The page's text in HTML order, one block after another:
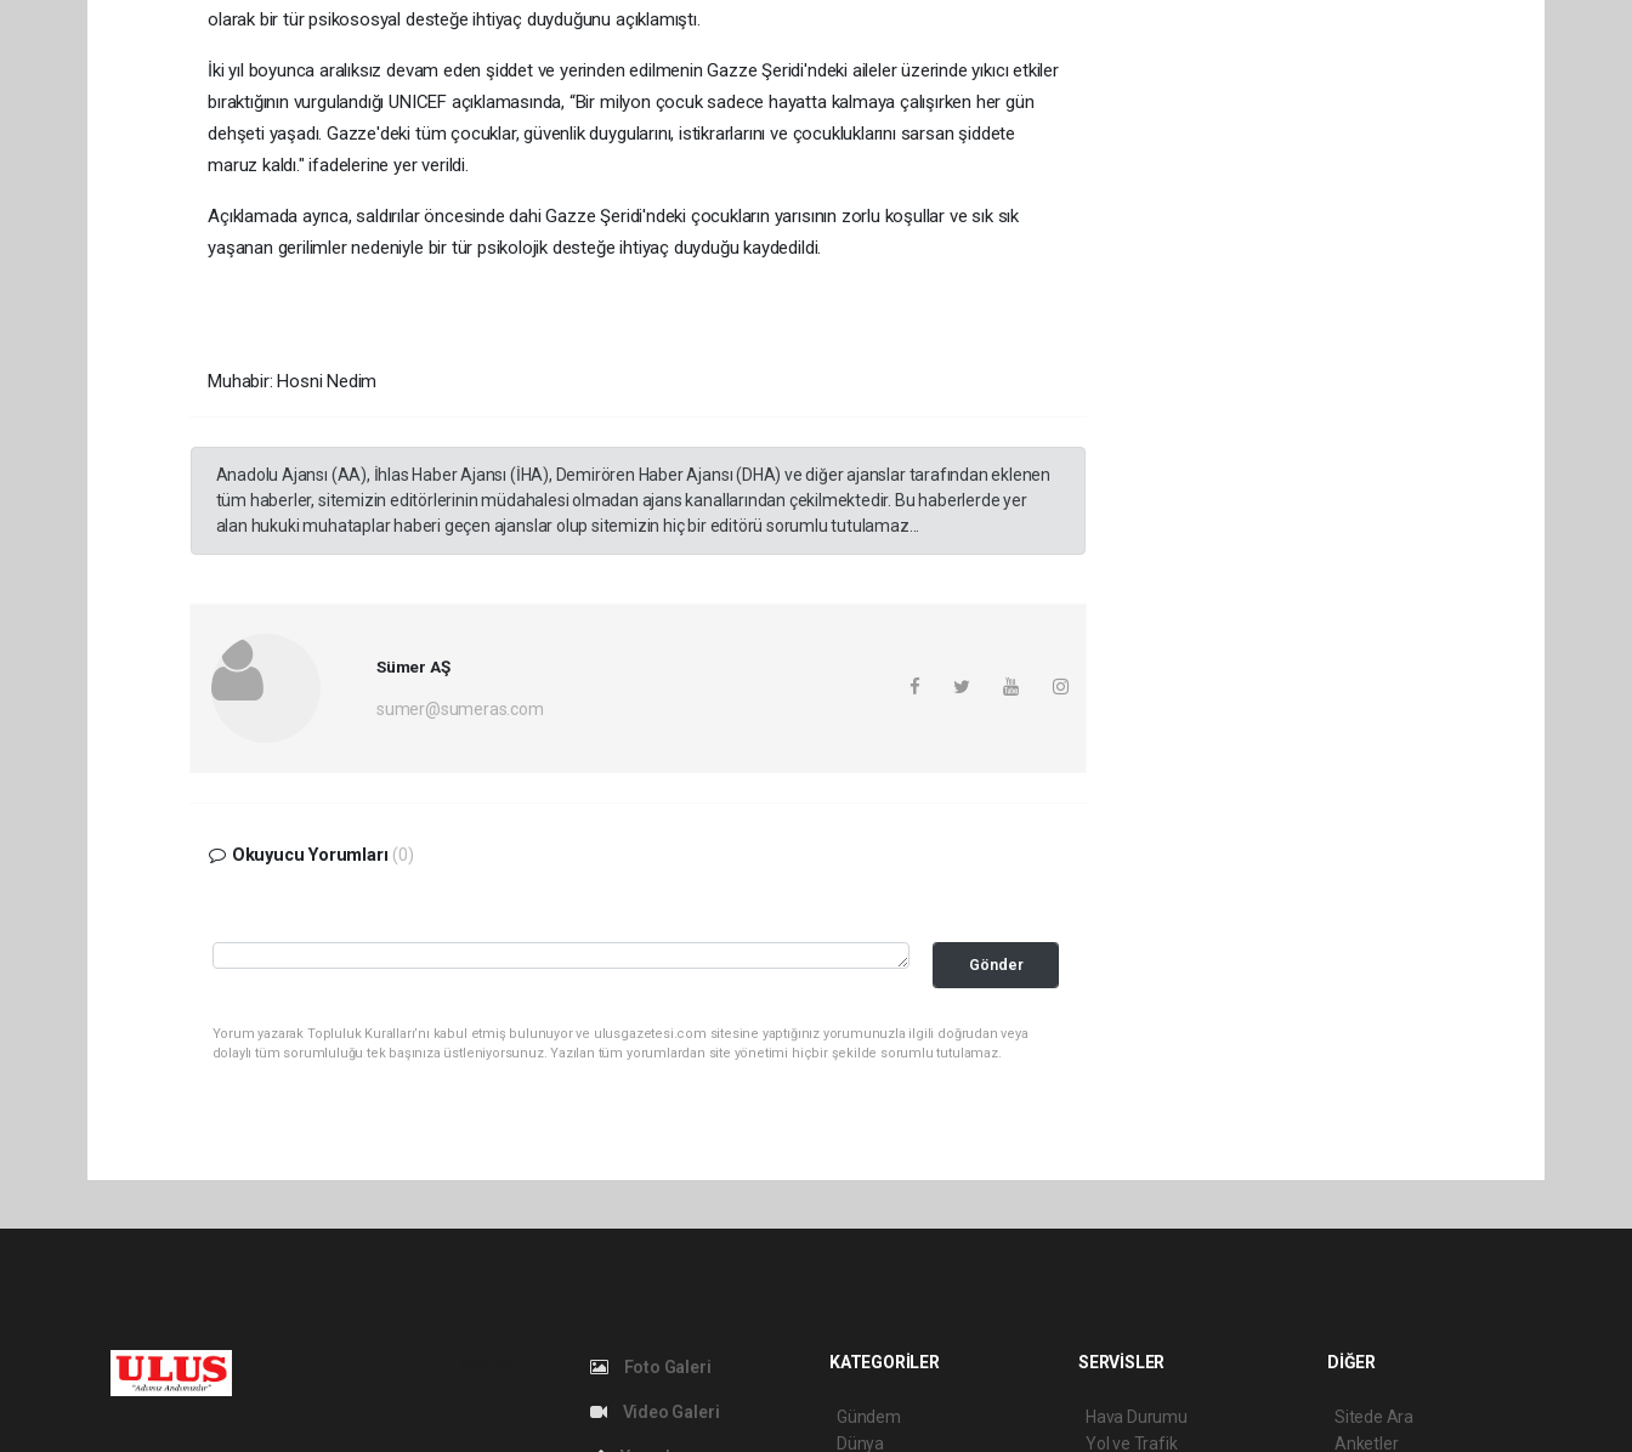
olarak bir tür psikososyal desteğe ihtiyaç duyduğunu açıklamıştı.
İki yıl boyunca aralıksız devam eden şiddet ve yerinden edilmenin Gazze Şeridi'ndeki aileler üzerinde yıkıcı etkiler
bıraktığının vurgulandığı UNICEF açıklamasında, “Bir milyon çocuk sadece hayatta kalmaya çalışırken her gün
dehşeti yaşadı. Gazze'deki tüm çocuklar, güvenlik duygularını, istikrarlarını ve çocukluklarını sarsan şiddete
maruz kaldı." ifadelerine yer verildi.
Açıklamada ayrıca, saldırılar öncesinde dahi Gazze Şeridi'ndeki çocukların yarısının zorlu koşullar ve sık sık
yaşanan gerilimler nedeniyle bir tür psikolojik desteğe ihtiyaç duyduğu kaydedildi.
Muhabir: Hosni Nedim
Anadolu Ajansı (AA), İhlas Haber Ajansı (İHA), Demirören Haber Ajansı (DHA) ve diğer ajanslar tarafından eklenen
tüm haberler, sitemizin editörlerinin müdahalesi olmadan ajans kanallarından çekilmektedir. Bu haberlerde yer
alan hukuki muhataplar haberi geçen ajanslar olup sitemizin hiç bir editörü sorumlu tutulamaz...
Sümer AŞ
sumer@sumeras.com
Okuyucu Yorumları (0)
Gönder
Yorum yazarak Topluluk Kuralları’nı kabul etmiş bulunuyor ve ulusgazetesi.com sitesine yaptığınız yorumunuzla ilgili doğrudan veya
dolaylı tüm sorumluluğu tek başınıza üstleniyorsunuz. Yazılan tüm yorumlardan site yönetimi hiçbir şekilde sorumlu tutulamaz.
Foto Galeri
Video Galeri
KATEGORİLER
Gündem
Dünya
SERVİSLER
Hava Durumu
Yol ve Trafik
DİĞER
Sitede Ara
Anketler